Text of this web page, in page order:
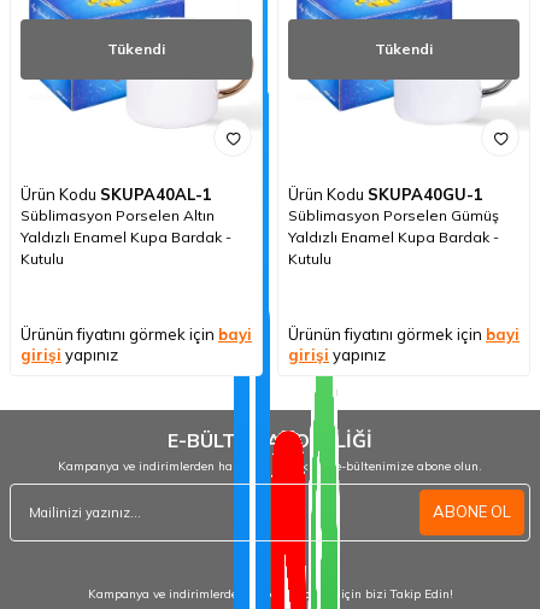
Tükendi
Ürün Kodu SKUPA40AL-1
Süblimasyon Porselen Altın
Yaldızlı Enamel Kupa Bardak -
Kutulu
Ürünün fiyatını görmek için bayi
girişi yapınız
Tükendi
Ürün Kodu SKUPA40GU-1
Süblimasyon Porselen Gümüş
Yaldızlı Enamel Kupa Bardak -
Kutulu
Ürünün fiyatını görmek için bayi
girişi yapınız
E-BÜLTEN ABONELİĞİ
Kampanya ve indirimlerden haberdar olmak için e-bültenimize abone olun.
ABONE OL
Kampanya ve indirimlerden haberdar olmak için bizi Takip Edin!